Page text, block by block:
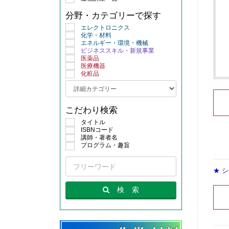
★ シ
分野・カテゴリーで探す
エレクトロニクス
化学・材料
エネルギー・環境・機械
ビジネススキル・新規事業
医薬品
医療機器
化粧品
こだわり検索
タイトル
ISBNコード
講師・著者名
プログラム・趣旨
検 索